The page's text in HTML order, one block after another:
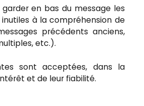
en bas du message les
à la compréhension de
précédents anciens,
etc.).
sont acceptées, dans la
et de leur fiabilité.